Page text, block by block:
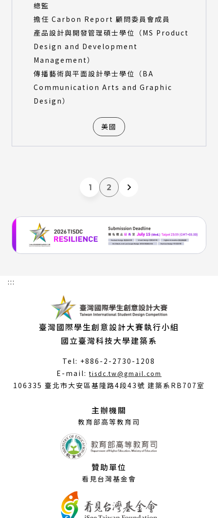
總監
擔任 Carbon Report 顧問委員會成員
產品設計與開發管理碩士學位（MS Product
Design and Development
Management）
傳播藝術與平面設計學士學位（BA
Communication Arts and Graphic
Design）
美國
1 2
:::
臺灣國際學生創意設計大賽執行小組
國立臺灣科技大學建築系
Tel: +886-2-2730-1208
E-mail:tisdc.tw@gmail.com
開
106335 臺北市大安區基隆路4段43號 建築系RB707室
主辦機關
教育部高等教育司
贊助單位
看見台灣基金會